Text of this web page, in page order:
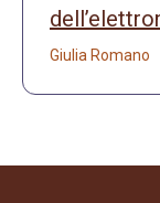
Giulia Romano